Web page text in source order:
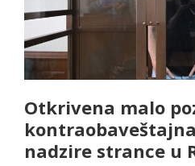
Otkrivena malo
nadzire strance u